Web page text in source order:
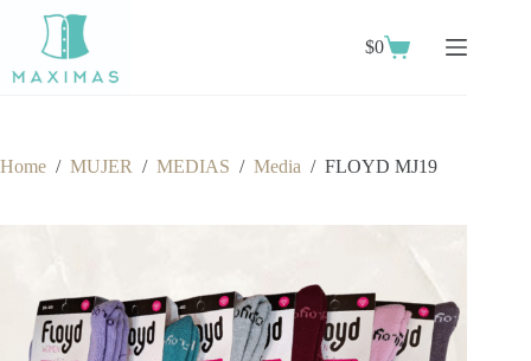
content
Shopping
$0
Home / MUJER / MEDIAS / Media / FLOYD MJ19